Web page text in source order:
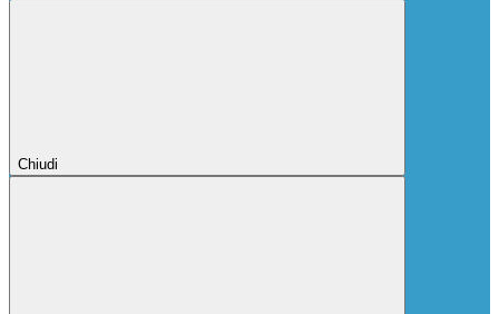
Chiudi